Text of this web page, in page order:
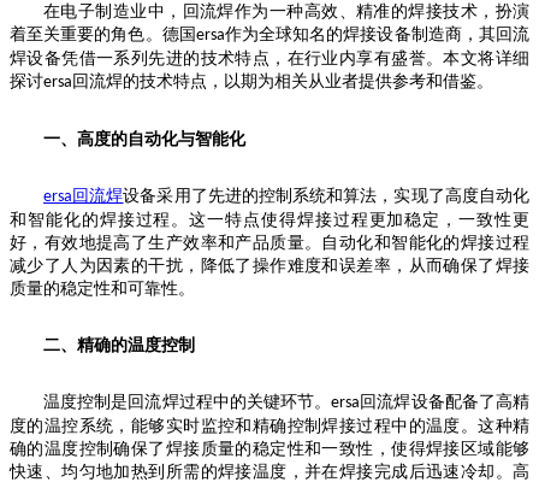
在电子制造业中，回流焊作为一种高效、精准的焊接技术，扮演
着至关重要的角色。德国 ersa作为全球知名的焊接设备制造商，其回流
焊设备凭借一系列先进的技术特点，在行业内享有盛誉。本文将详细
探讨ersa 回流焊的技术特点，以期为相关从业者提供参考和借鉴。
一、高度的自动化与智能化
ersa 回流焊设备采用了先进的控制系统和算法，实现了高度自动化
和智能化的焊接过程。这一特点使得焊接过程更加稳定，一致性更
好，有效地提高了生产效率和产品质量。自动化和智能化的焊接过程
减少了人为因素的干扰，降低了操作难度和误差率，从而确保了焊接
质量的稳定性和可靠性。
二、精确的温度控制
温度控制是回流焊过程中的关键环节。ersa 回流焊设备配备了高精
度的温控系统，能够实时监控和精确控制焊接过程中的温度。这种精
确的温度控制确保了焊接质量的稳定性和一致性，使得焊接区域能够
快速、均匀地加热到所需的焊接温度，并在焊接完成后迅速冷却。高